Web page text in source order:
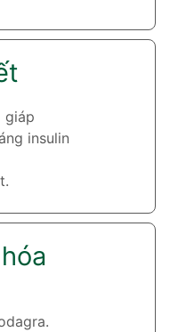
giáp
insulin